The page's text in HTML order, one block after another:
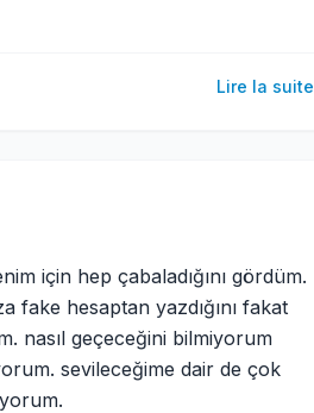
Lire la suite
için hep çabaladığını gördüm.
fake hesaptan yazdığını fakat
nasıl geçeceğini bilmiyorum
sevileceğime dair de çok